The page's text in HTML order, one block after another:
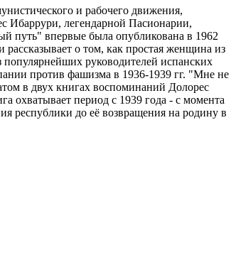
и рабочего движения,
Ибаррури, легендарной Пасионарии,
путь" впервые была опубликована в 1962
о том, как простая женщина из
руководителей испанских
против фашизма в 1936-1939 гг. "Мне не
в двух книгах воспоминаний Долорес
охватывает период с 1939 года - с момента
республики до её возвращения на родину в